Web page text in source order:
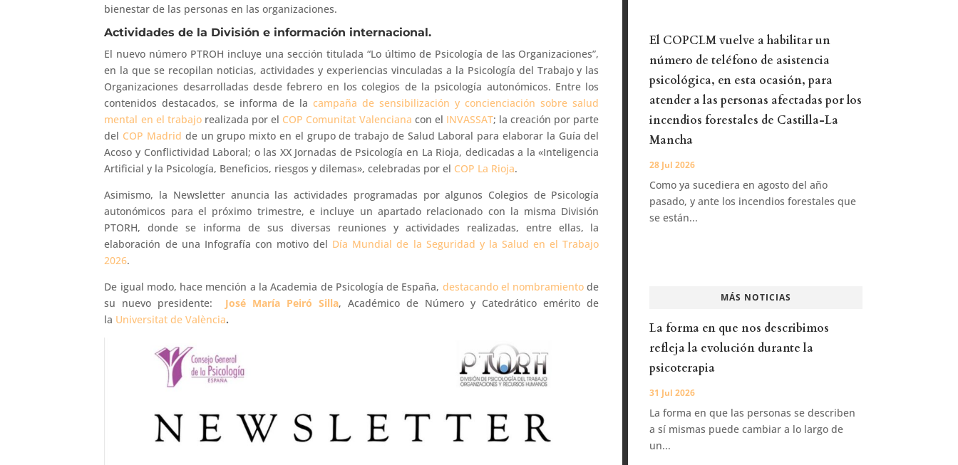
bienestar de las personas en las organizaciones.
Actividades de la División e información internacional.
El nuevo número PTROH incluye una sección titulada “Lo último de Psicología de las Organizaciones”,
en la que se recopilan noticias, actividades y experiencias vinculadas a la Psicología del Trabajo y las
Organizaciones desarrolladas desde febrero en los colegios de la psicología autonómicos. Entre los
contenidos destacados, se informa de lacampaña de sensibilización y concienciación sobre salud
mental en el trabajorealizada por el COP Comunitat Valenciana con el INVASSAT; la creación por parte
del COP Madrid de un grupo mixto en el grupo de trabajo de Salud Laboral para elaborar la Guía del
Acoso y Conflictividad Laboral; o las XX Jornadas de Psicología en La Rioja, dedicadas a la «Inteligencia
Artificial y la Psicología, Beneficios, riesgos y dilemas», celebradas por el COP La Rioja.
Asimismo, la Newsletter anuncia las actividades programadas por algunos Colegios de Psicología
autonómicos para el próximo trimestre, e incluye un apartado relacionado con la misma División
PTORH, donde se informa de sus diversas reuniones y actividades realizadas, entre ellas, la
elaboración de una Infografía con motivo del Día Mundial de la Seguridad y la Salud en el Trabajo
2026.
De igual modo, hace mención a la Academia de Psicología de España, destacando el nombramiento de
su nuevo presidente:
José María Peiró Silla, Académico de Número y Catedrático emérito de
la Universitat de València.
El COPCLM vuelve a habilitar un
número de teléfono de asistencia
psicológica, en esta ocasión, para
atender a las personas afectadas por los
incendios forestales de Castilla-La
Mancha
28 Jul 2026
Como ya sucediera en agosto del año
pasado, y ante los incendios forestales que
se están...
MÁS NOTICIAS
La forma en que nos describimos
refleja la evolución durante la
psicoterapia
31 Jul 2026
La forma en que las personas se describen
a sí mismas puede cambiar a lo largo de
un...